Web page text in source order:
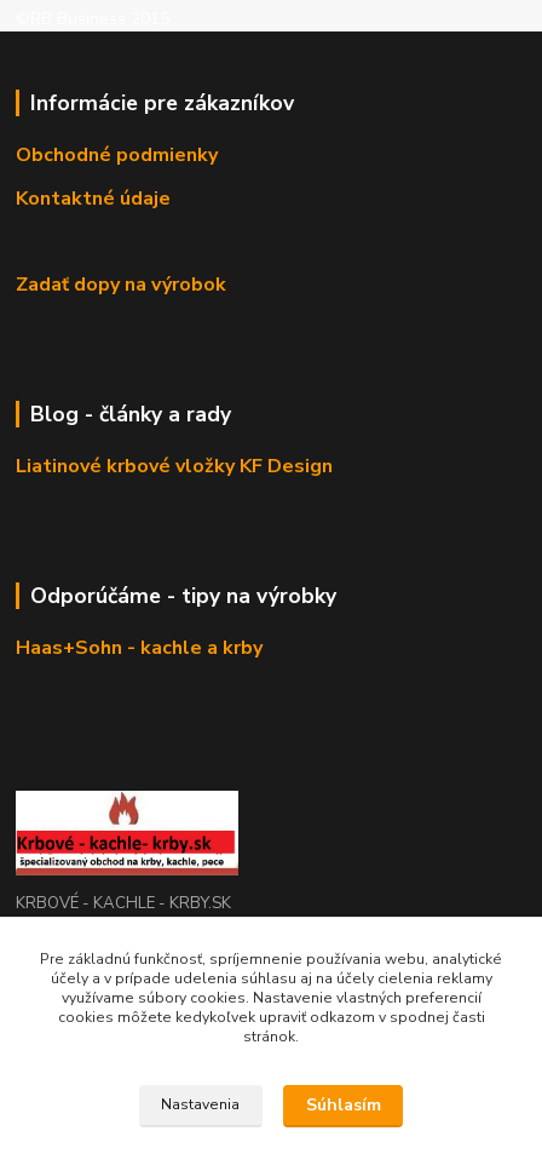
Informácie pre zákazníkov
Obchodné podmienky
Kontaktné údaje
Zadať dopy na výrobok
Blog - články a rady
Liatinové krbové vložky KF Design
Odporúčáme - tipy na výrobky
Haas+Sohn - kachle a krby
KRBOVÉ - KACHLE - KRBY.SK
0949 476 255
08:00 - 17.00
Pre základnú funkčnosť, spríjemnenie používania webu, analytické
účely a v prípade udelenia súhlasu aj na účely cielenia reklamy
využívame súbory cookies. Nastavenie vlastných preferencií
cookies môžete kedykoľvek upraviť odkazom v spodnej časti
stránok.
Nastavenia Súhlasím